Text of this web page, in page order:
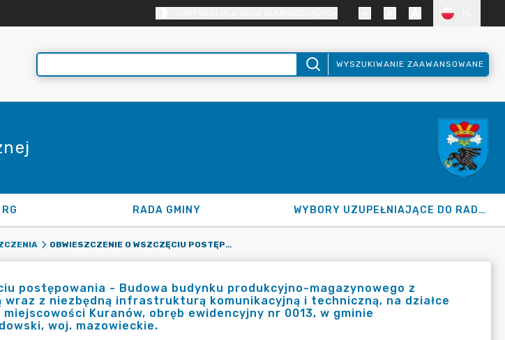
WYSZUKIWANIE ZAAWANSOWANE
RADA GMINY WYBORY UZUPEŁNIAJĄCE DO RADY GMINY 2026
OBWIESZCZENIE O WSZCZĘCIU POSTĘPOWANIA - BUDOWA BUDYNKU PRODUKCYJNO-MAGAZYNOWEGO Z CZĘŚCIĄ SOCJALNO-BIUROWĄ WRAZ Z NIEZBĘDNĄ INFRASTRUKTURĄ KOMUNIKACYJNĄ I TECHNICZNĄ, NA DZIAŁCE O NR EW. 71/1 POŁOŻONEJ W MIEJSCOWOŚCI KURANÓW, OBRĘB EWIDENCYJNY NR 0013, W GMINIE RADZIEJOWICE, POW. ŻYRARDOWSKI, WOJ. MAZOWIECKIE.
postępowania - Budowa budynku produkcyjno-magazynowego z
wraz z niezbędną infrastrukturą komunikacyjną i techniczną, na działce
miejscowości Kuranów, obręb ewidencyjny nr 0013, w gminie
woj. mazowieckie.